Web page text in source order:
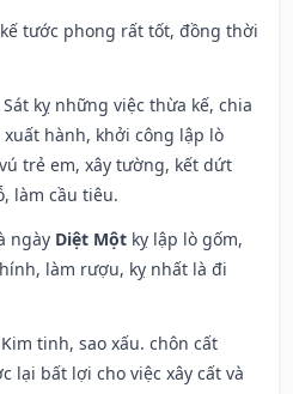
tước phong rất tốt, đồng thời
kỵ những việc thừa kế, chia
hành, khởi công lập lò
trẻ em, xây tường, kết dứt
làm cầu tiêu.
ngày Diệt Một kỵ lập lò gốm,
làm rượu, kỵ nhất là đi
tinh, sao xấu. chôn cất
lại bất lợi cho việc xây cất và